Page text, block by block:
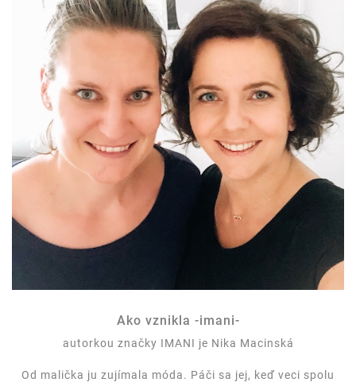
Ako vznikla -imani-
autorkou značky IMANI je Nika Macinská
Od malička ju zujímala móda. Páči sa jej, keď veci spolu